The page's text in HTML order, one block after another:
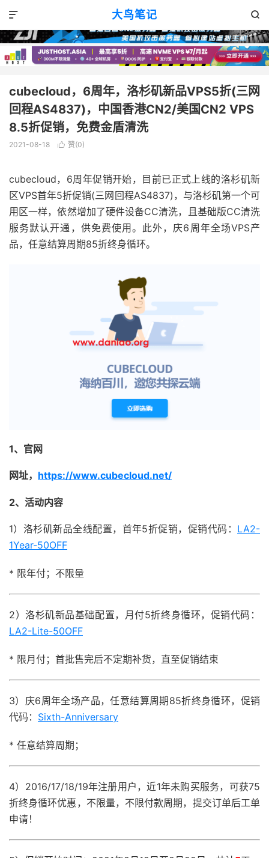
大鸟笔记 

VPS优惠
cubecloud，6周年，洛杉矶新品VPS5折(三网
回程AS4837)，中国香港CN2/美国CN2 VPS
8.5折促销，免费金盾清洗
2021-08-18  赞(0)
cubecloud，6周年促销开始，目前已正式上线的洛杉矶新
区VPS首年5折促销(三网回程AS4837)，与洛杉矶第一个可
用区一样，依然增加了硬件设备CC清洗，且基础版CC清洗
服务默认开通，供免费使用。此外，庆6周年全场VPS产
品，任意结算周期85折终身循环。
1、官网
网址， https://www.cubecloud.net/
2、活动内容
1）洛杉矶新品全线配置，首年5折促销，促销代码： LA2-
1Year-50OFF
* 限年付；不限量
2）洛杉矶新品基础配置，月付5折终身循环，促销代码：
LA2-Lite-50OFF
* 限月付；首批售完后不定期补货，直至促销结束
3）庆6周年全场产品，任意结算周期85折终身循环，促销
代码： Sixth-Anniversary
* 任意结算周期；
4）2016/17/18/19年注册用户，近1年未购买服务，可获75
折终身循环优惠，不限量，不限付款周期，提交订单后工单
申请！